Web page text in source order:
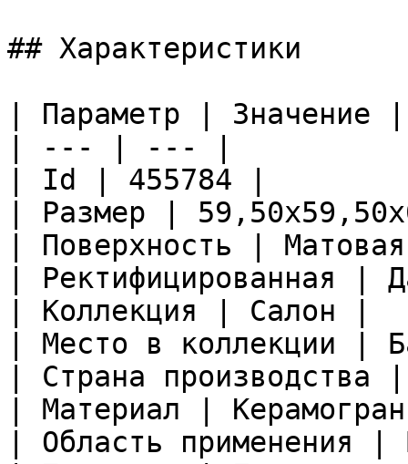
## Характеристики
| Параметр | Значение |
| --- | --- |
| Id | 455784 |
| Размер |
| Поверхность |
| Ректифицированная |
| Коллекция | Салон |
| Место в коллекции |
| Страна
| Материал |
| Область применения